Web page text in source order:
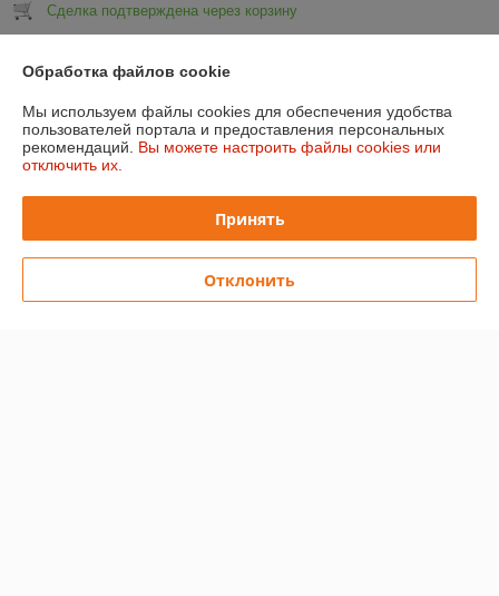
Сделка подтверждена через корзину
Показать все отзывы
О нас
Контакты
Доставка и оплата
График работы
Обработка файлов cookie
Мы используем файлы cookies для обеспечения удобства
пользователей портала и предоставления персональных
рекомендаций. Вы можете настроить файлы cookies или
отключить их.
Принять
Отклонить